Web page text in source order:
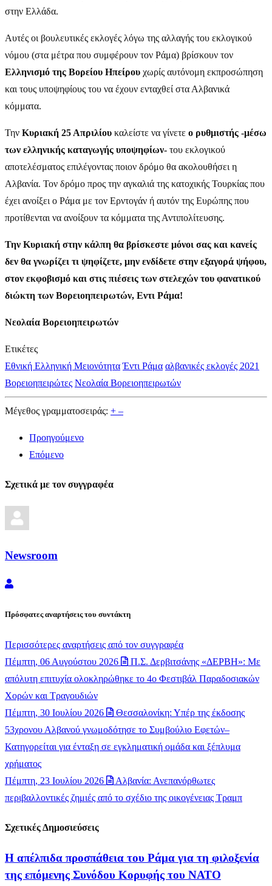
στην Ελλάδα.
Αυτές οι βουλευτικές εκλογές λόγω της αλλαγής του εκλογικού
νόμου (στα μέτρα που συμφέρουν τον Ράμα) βρίσκουν τον
Ελληνισμό της Βορείου Ηπείρου χωρίς αυτόνομη εκπροσώπηση
και τους υποψηφίους του να έχουν ενταχθεί στα Αλβανικά
κόμματα.
Την Κυριακή 25 Απριλίου καλείστε να γίνετε ο ρυθμιστής -μέσω
των ελληνικής καταγωγής υποψηφίων- του εκλογικού
αποτελέσματος επιλέγοντας ποιον δρόμο θα ακολουθήσει η
Αλβανία. Τον δρόμο προς την αγκαλιά της κατοχικής Τουρκίας που
έχει ανοίξει ο Ράμα με τον Ερντογάν ή αυτόν της Ευρώπης που
προτίθενται να ανοίξουν τα κόμματα της Αντιπολίτευσης.
Την Κυριακή στην κάλπη θα βρίσκεστε μόνοι σας και κανείς
δεν θα γνωρίζει τι ψηφίζετε, μην ενδίδετε στην εξαγορά ψήφου,
στον εκφοβισμό και στις πιέσεις των στελεχών του φανατικού
διώκτη των Βορειοηπειρωτών, Εντι Ράμα!
Νεολαία Βορειοηπειρωτών
Ετικέτες
Εθνική Ελληνική Μειονότητα Έντι Ράμα αλβανικές εκλογές 2021
Βορειοηπειρώτες Νεολαία Βορειοηπειρωτών
Μέγεθος γραμματοσειράς: + –
Προηγούμενο
Επόμενο
Σχετικά με τον συγγραφέα
Newsroom
Newsroom
Πρόσφατες αναρτήσεις του συντάκτη
Περισσότερες αναρτήσεις από τον συγγραφέα
Πέμπτη, 06 Αυγούστου 2026
Π.Σ. Δερβιτσάνης «ΔΕΡΒΗ»: Με
απόλυτη επιτυχία ολοκληρώθηκε το 4ο Φεστιβάλ Παραδοσιακών
Χορών και Τραγουδιών
Πέμπτη, 30 Ιουλίου 2026
Θεσσαλονίκη: Υπέρ της έκδοσης
53χρονου Αλβανού γνωμοδότησε το Συμβούλιο Εφετών–
Κατηγορείται για ένταξη σε εγκληματική ομάδα και ξέπλυμα
χρήματος
Πέμπτη, 23 Ιουλίου 2026
Αλβανία: Ανεπανόρθωτες
περιβαλλοντικές ζημιές από το σχέδιο της οικογένειας Τραμπ
Σχετικές Δημοσιεύσεις
Η απέλπιδα προσπάθεια του Ράμα για τη φιλοξενία
της επόμενης Συνόδου Κορυφής του ΝΑΤΟ